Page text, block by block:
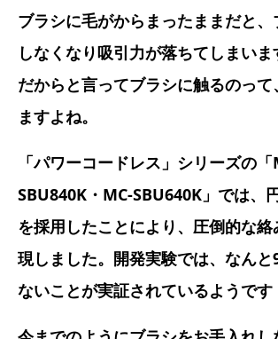
ブラシに毛がからまったままだと
しなくなり吸引力が落ちてしまいま
だからと言ってブラシに触るのって
ますよね。
「パワーコードレス」シリーズの「
SBU840K・MC-SBU640K」では、
を採用したことにより、圧倒的な
現しました。開発実験では、なんと
ないことが実証されているようです